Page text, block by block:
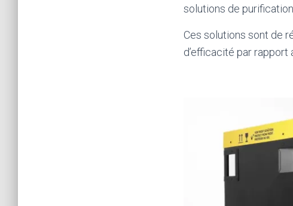
solutions de purification
Ces solutions sont de
d’efficacité par